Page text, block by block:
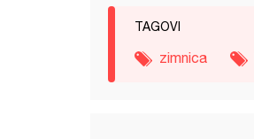
TAGOVI
zimnica